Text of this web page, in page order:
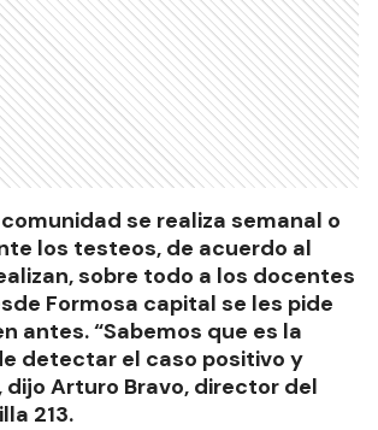
se realiza semanal o
los testeos, de acuerdo al
sobre todo a los docentes
Formosa capital se les pide
antes. “Sabemos que es la
detectar el caso positivo y
dijo Arturo Bravo, director del
213.